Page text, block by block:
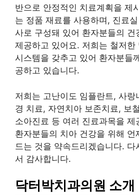
반으로 안정적인 치료계획을 제
는 정품 재료를 사용하며, 진료
사로 구성돼 있어 환자분들의 건
제공하고 있어요. 저희는 철저한
시스템을 갖추고 있어 환자분들
공하고 있습니다.
저희는 고난이도 임플란트, 사랑
경 치료, 자연치아 보존치료, 보
소아진료 등 여러 진료과목을 제
환자분들의 치아 건강을 위해 언
드는 것을 약속드리겠습니다. 다
서 감사합니다.
닥터박치과의원 소개